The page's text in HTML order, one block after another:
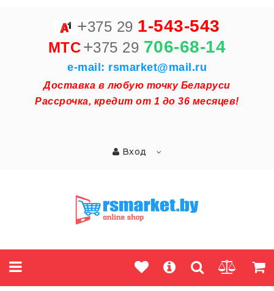
+375 29 1-543-543
MTC+375 29 706-68-14
e-mail: rsmarket@mail.ru
Доставка в любую точку Беларуси
Рассрочка, кредит от 1 до 36 месяцев!
Вход